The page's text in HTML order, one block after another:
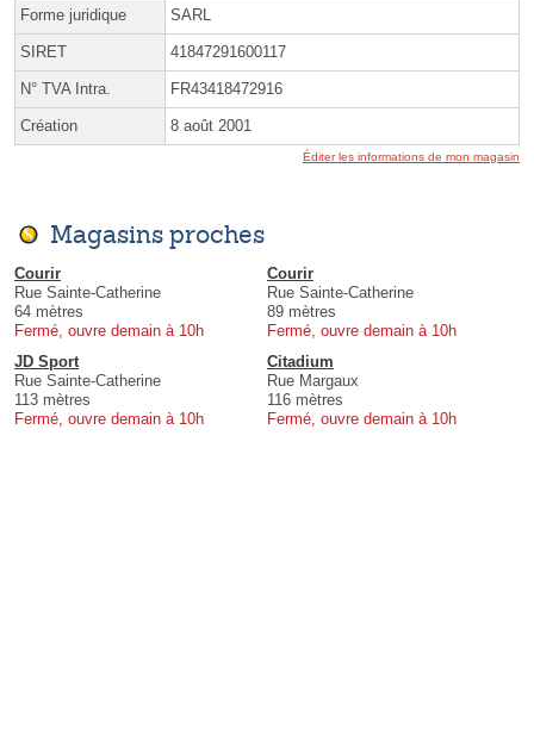
Forme juridique SARL
SIRET 41847291600117
N° TVA Intra. FR43418472916
Création 8 août 2001
Éditer les informations de mon magasin
Magasins proches
Courir
Rue Sainte-Catherine
64 mètres
Fermé, ouvre demain à 10h
Courir
Rue Sainte-Catherine
89 mètres
Fermé, ouvre demain à 10h
JD Sport
Rue Sainte-Catherine
113 mètres
Fermé, ouvre demain à 10h
Citadium
Rue Margaux
116 mètres
Fermé, ouvre demain à 10h